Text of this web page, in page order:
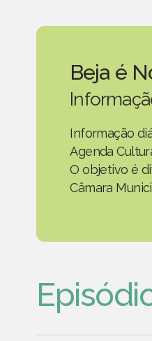
Beja é
Informação
Agenda
O objetivo é
Câmara